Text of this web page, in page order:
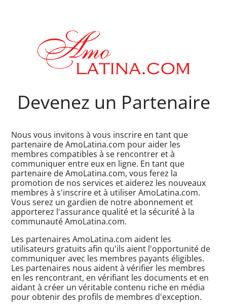
Devenez un Partenaire
Nous vous invitons à vous inscrire en tant que
partenaire de AmoLatina.com pour aider les
membres compatibles à se rencontrer et à
communiquer entre eux en ligne. En tant que
partenaire de AmoLatina.com, vous ferez la
promotion de nos services et aiderez les nouveaux
membres à s'inscrire et à utiliser AmoLatina.com.
Vous serez un gardien de notre abonnement et
apporterez l'assurance qualité et la sécurité à la
communauté AmoLatina.com.
Les partenaires AmoLatina.com aident les
utilisateurs gratuits afin qu'ils aient l'opportunité de
communiquer avec les membres payants éligibles.
Les partenaires nous aident à vérifier les membres
en les rencontrant, en vérifiant les documents et en
aidant à créer un véritable contenu riche en média
pour obtenir des profils de membres d'exception.